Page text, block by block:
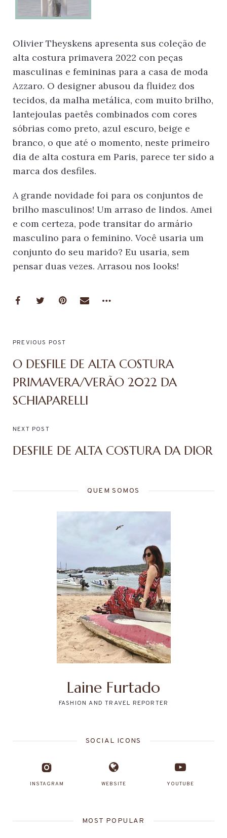
Olivier Theyskens apresenta sus coleção de
alta costura primavera 2022 con peças
masculinas e femininas para a casa de moda
Azzaro. O designer abusou da fluidez dos
tecidos, da malha metálica, com muito brilho,
lantejoulas paetês combinados com cores
sóbrias como preto, azul escuro, beige e
branco, o que até o momento, neste primeiro
dia de alta costura em Paris, parece ter sido a
marca dos desfiles.
A grande novidade foi para os conjuntos de
brilho masculinos! Um arraso de lindos. Amei
e com certeza, pode transitar do armário
masculino para o feminino. Você usaria um
conjunto do seu marido? Eu usaria, sem
pensar duas vezes. Arrasou nos looks!
PREVIOUS POST
O DESFILE DE ALTA COSTURA
PRIMAVERA/VERÃO 2022 DA
SCHIAPARELLI
NEXT POST
DESFILE DE ALTA COSTURA DA DIOR
QUEM SOMOS
Laine Furtado
FASHION AND TRAVEL REPORTER
SOCIAL ICONS
INSTAGRAM WEBSITE YOUTUBE
MOST POPULAR